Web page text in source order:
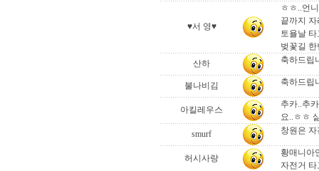
♥서 영♥
ㅎㅎ..언
끝까지
토욜날
벚꽃길
산하
축하드립
불나비김 축하드립
아킬레우스
추카..추
요..ㅎㅎ
smurf
창원은
허시사랑
황매니아
자전거